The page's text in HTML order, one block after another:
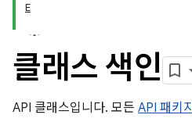
E
클래스 색인
API 클래스입니다. 모든 API 패키지